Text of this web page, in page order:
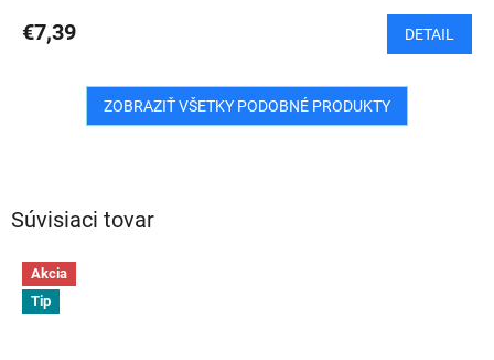
Súvisiaci tovar
Akcia
Tip
€7,39 DETAIL
ZOBRAZIŤ VŠETKY PODOBNÉ PRODUKTY